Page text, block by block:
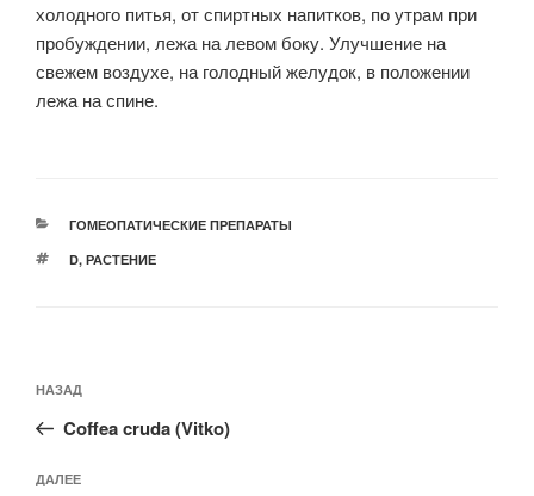
холодного питья, от спиртных напитков, по утрам при
пробуждении, лежа на левом боку. Улучшение на
свежем воздухе, на голодный желудок, в положении
лежа на спине.
РУБРИКИ
ГОМЕОПАТИЧЕСКИЕ ПРЕПАРАТЫ
МЕТКИ
D, РАСТЕНИЕ
по
записям
Предыдущая
запись:
НАЗАД
Coffea cruda (Vitko)
Следующая
ДАЛЕЕ